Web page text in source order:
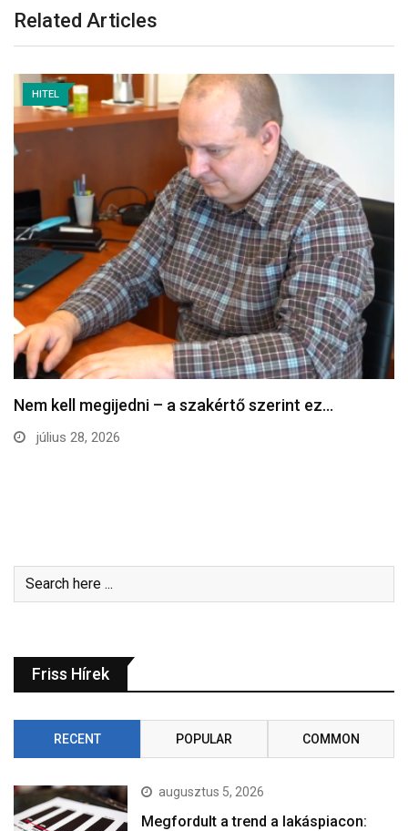
Related Articles
HITEL
Nem kell megijedni – a szakértő szerint ez…
július 28, 2026
Friss Hírek
RECENT POPULAR COMMON
augusztus 5, 2026
Megfordult a trend a lakáspiacon: